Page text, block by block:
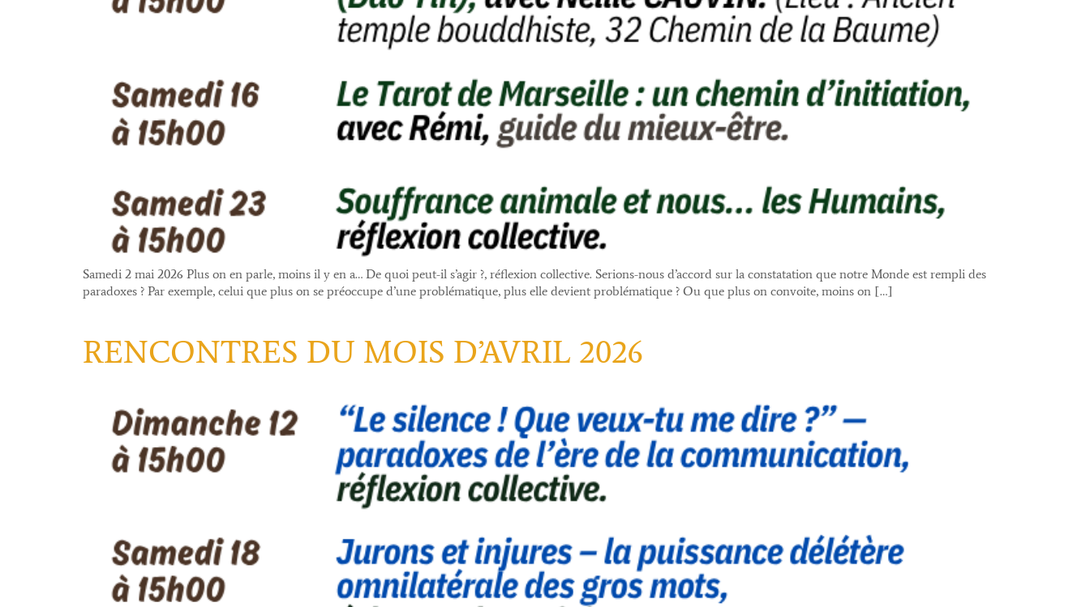
Samedi 2 mai 2026​ Plus on en parle, moins il y en a… De quoi peut-il s’agir ?, réflexion collective. Serions-nous d’accord sur la constatation que notre Monde est rempli des
paradoxes ? Par exemple, celui que plus on se préoccupe d’une problématique, plus elle devient problématique ? Ou que plus on convoite, moins on […]
RENCONTRES DU MOIS D’AVRIL 2026